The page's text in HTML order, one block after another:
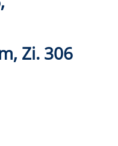
Zi. 306